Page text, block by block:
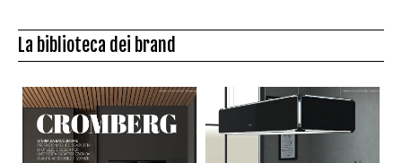
La biblioteca dei brand